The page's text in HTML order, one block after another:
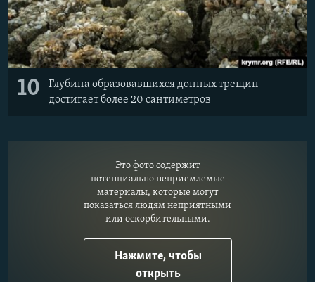
10
Глубина образовавшихся донных трещин
достигает более 20 сантиметров
Это фото содержит
потенциально неприемлемые
материалы, которые могут
показаться людям неприятными
или оскорбительными.
Нажмите, чтобы
открыть